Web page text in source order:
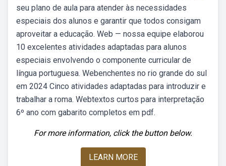
seu plano de aula para atender às necessidades
especiais dos alunos e garantir que todos consigam
aproveitar a educação. Web — nossa equipe elaborou
10 excelentes atividades adaptadas para alunos
especiais envolvendo o componente curricular de
língua portuguesa. Webenchentes no rio grande do sul
em 2024 Cinco atividades adaptadas para introduzir e
trabalhar a roma. Webtextos curtos para interpretação
6º ano com gabarito completos em pdf.
For more information, click the button below.
LEARN MORE